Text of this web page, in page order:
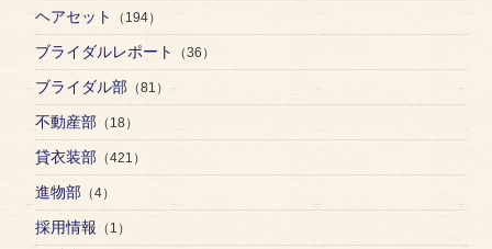
ヘアセット （194）
ブライダルレポート （36）
ブライダル部 （81）
不動産部 （18）
貸衣装部 （421）
進物部 （4）
採用情報 （1）